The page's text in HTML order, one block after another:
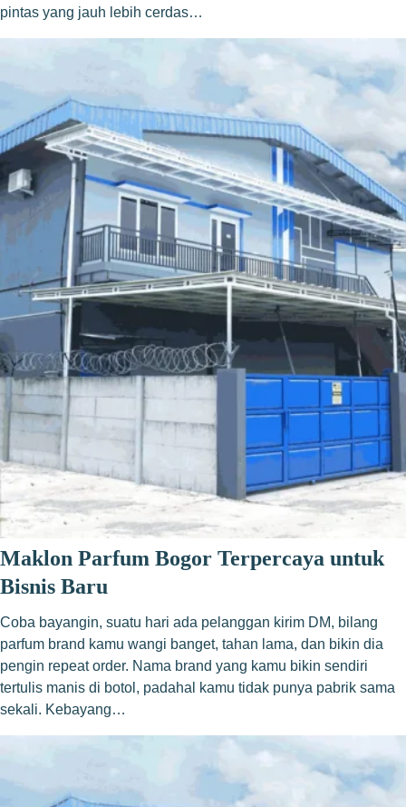
pintas yang jauh lebih cerdas…
Maklon Parfum Bogor Terpercaya untuk
Bisnis Baru
Coba bayangin, suatu hari ada pelanggan kirim DM, bilang
parfum brand kamu wangi banget, tahan lama, dan bikin dia
pengin repeat order. Nama brand yang kamu bikin sendiri
tertulis manis di botol, padahal kamu tidak punya pabrik sama
sekali. Kebayang…